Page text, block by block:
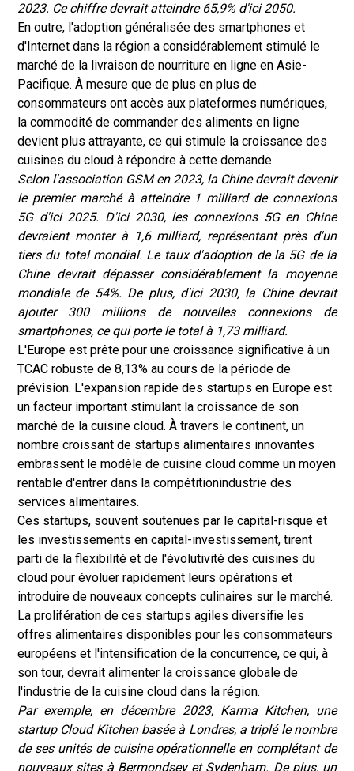
2023. Ce chiffre devrait atteindre 65,9% d'ici 2050.
En outre, l'adoption généralisée des smartphones et
d'Internet dans la région a considérablement stimulé le
marché de la livraison de nourriture en ligne en Asie-
Pacifique. À mesure que de plus en plus de
consommateurs ont accès aux plateformes numériques,
la commodité de commander des aliments en ligne
devient plus attrayante, ce qui stimule la croissance des
cuisines du cloud à répondre à cette demande.
Selon l'association GSM en 2023, la Chine devrait devenir
le premier marché à atteindre 1 milliard de connexions
5G d'ici 2025. D'ici 2030, les connexions 5G en Chine
devraient monter à 1,6 milliard, représentant près d'un
tiers du total mondial. Le taux d'adoption de la 5G de la
Chine devrait dépasser considérablement la moyenne
mondiale de 54%. De plus, d'ici 2030, la Chine devrait
ajouter 300 millions de nouvelles connexions de
smartphones, ce qui porte le total à 1,73 milliard.
L'Europe est prête pour une croissance significative à un
TCAC robuste de 8,13% au cours de la période de
prévision. L'expansion rapide des startups en Europe est
un facteur important stimulant la croissance de son
marché de la cuisine cloud. À travers le continent, un
nombre croissant de startups alimentaires innovantes
embrassent le modèle de cuisine cloud comme un moyen
rentable d'entrer dans la compétitionindustrie des
services alimentaires.
Ces startups, souvent soutenues par le capital-risque et
les investissements en capital-investissement, tirent
parti de la flexibilité et de l'évolutivité des cuisines du
cloud pour évoluer rapidement leurs opérations et
introduire de nouveaux concepts culinaires sur le marché.
La prolifération de ces startups agiles diversifie les
offres alimentaires disponibles pour les consommateurs
européens et l'intensification de la concurrence, ce qui, à
son tour, devrait alimenter la croissance globale de
l'industrie de la cuisine cloud dans la région.
Par exemple, en décembre 2023, Karma Kitchen, une
startup Cloud Kitchen basée à Londres, a triplé le nombre
de ses unités de cuisine opérationnelle en complétant de
nouveaux sites à Bermondsey et Sydenham. De plus, un